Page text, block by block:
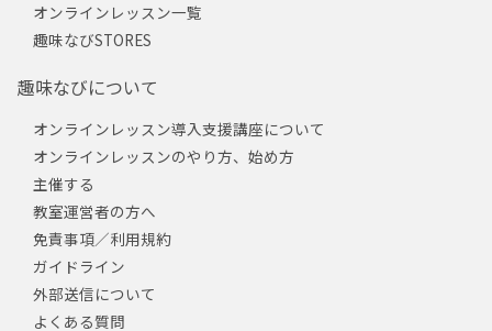
オンラインレッスン一覧
趣味なびSTORES
趣味なびについて
オンラインレッスン導入支援講座について
オンラインレッスンのやり方、始め方
主催する
教室運営者の方へ
免責事項／利用規約
ガイドライン
外部送信について
よくある質問